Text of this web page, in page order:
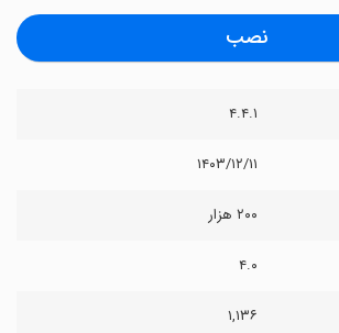
نصب
۴.۴.۱
۱۴۰۳/۱۲/۱۱
۲۰۰ هزار
۴.۰
۱,۱۳۶